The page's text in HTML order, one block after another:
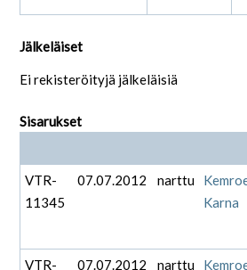
Jälkeläiset
Ei rekisteröityjä jälkeläisiä
Sisarukset
VTR-
11345
07.07.2012 narttu
Karna
VTR- 07.07.2012 narttu